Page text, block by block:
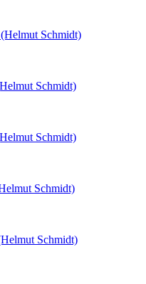
Schmidt)
Schmidt)
Schmidt)
Schmidt)
Schmidt)